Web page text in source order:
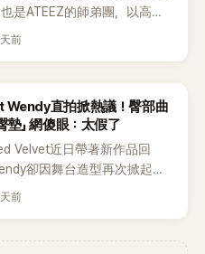
是ATEEZ的師弟團，以高完
充滿爆發力的表演及Hip-Hop
前
Wendy直拍掀熱議！臀部曲
墊」 網傻眼：太假了
Velvet近日帶著新作品回
卻因舞台造型再次掀起討
因暴瘦身形受到外界關注，
前